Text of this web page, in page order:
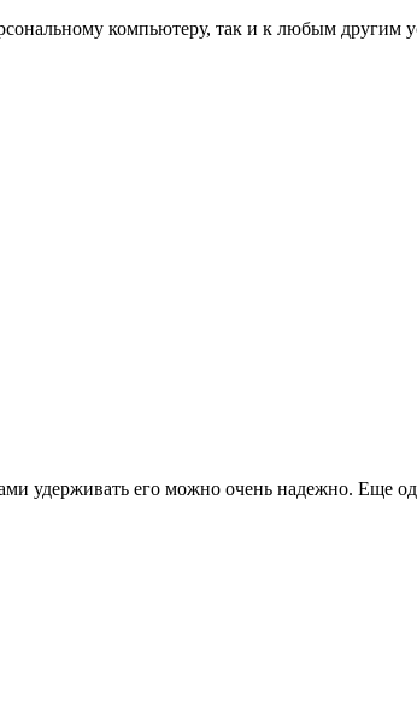
компьютеру, так и к любым другим
удерживать его можно очень надежно. Еще